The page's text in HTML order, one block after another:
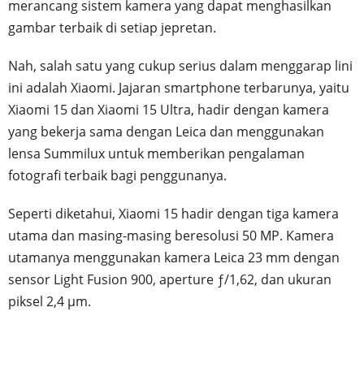
merancang sistem kamera yang dapat menghasilkan
gambar terbaik di setiap jepretan.
Nah, salah satu yang cukup serius dalam menggarap lini
ini adalah Xiaomi. Jajaran smartphone terbarunya, yaitu
Xiaomi 15 dan Xiaomi 15 Ultra, hadir dengan kamera
yang bekerja sama dengan Leica dan menggunakan
lensa Summilux untuk memberikan pengalaman
fotografi terbaik bagi penggunanya.
Seperti diketahui, Xiaomi 15 hadir dengan tiga kamera
utama dan masing-masing beresolusi 50 MP. Kamera
utamanya menggunakan kamera Leica 23 mm dengan
sensor Light Fusion 900, aperture ƒ/1,62, dan ukuran
piksel 2,4 μm.